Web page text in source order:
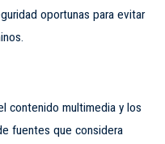
oportunas para evitar
contenido multimedia y los
fuentes que considera